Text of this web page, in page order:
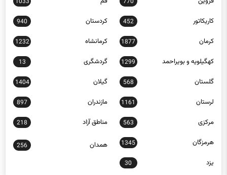
کاریکاتور 452 کردستان 940
کرمان 1877 کرمانشاه 1232
کهگیلویه و بویراحمد 1299 گردشگری 13
گلستان 568 گیلان 1404
لرستان 1161 مازندران 897
مرکزی 563 مناطق آزاد 218
هرمزگان 1345
256
یزد 30